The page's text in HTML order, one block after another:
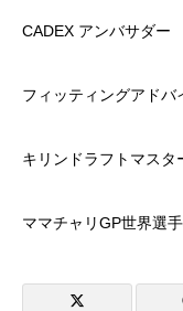
CADEX アンバサダー
フィッティングアドバ
キリンドラフトマスタ
ママチャリGP世界選